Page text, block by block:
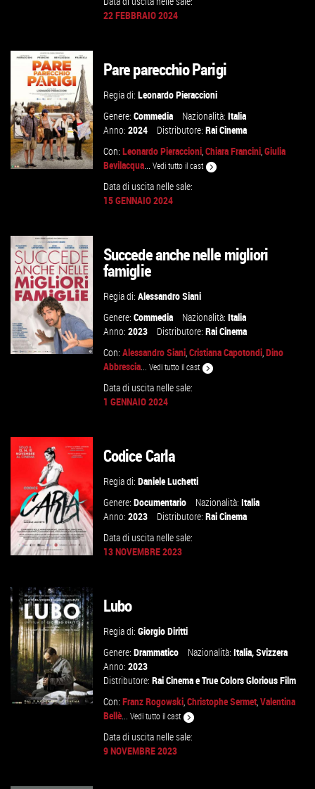
VAI ALLA SCHEDA
22 FEBBRAIO 2024
VAI ALLA SCHEDA
Pare parecchio Parigi
Regia di:Leonardo Pieraccioni
Genere:Commedia Nazionalità:Italia
Anno:2024 Distributore:Rai Cinema
Con:Leonardo Pieraccioni,Chiara Francini,Giulia
Bevilacqua...Vedi tutto il cast
Data di uscita nelle sale:
15 GENNAIO 2024
VAI ALLA SCHEDA
Succede anche nelle migliori
famiglie
Regia di:Alessandro Siani
Genere:Commedia Nazionalità:Italia
Anno:2023 Distributore:Rai Cinema
Con:Alessandro Siani,Cristiana Capotondi,Dino
Abbrescia...Vedi tutto il cast
Data di uscita nelle sale:
1 GENNAIO 2024
VAI ALLA SCHEDA
Codice Carla
Regia di:Daniele Luchetti
Genere:Documentario Nazionalità:Italia
Anno:2023 Distributore:Rai Cinema
Data di uscita nelle sale:
13 NOVEMBRE 2023
Lubo
Regia di:Giorgio Diritti
Genere:Drammatico Nazionalità:Italia,Svizzera
Anno:2023
Distributore:Rai CinemaeTrue Colors Glorious Film
Con:Franz Rogowski,Christophe Sermet,Valentina
Bellè...Vedi tutto il cast
Data di uscita nelle sale:
9 NOVEMBRE 2023